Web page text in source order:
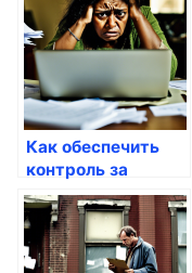
Как обеспечить
контроль за
выполнением
услуг через
госуслуги